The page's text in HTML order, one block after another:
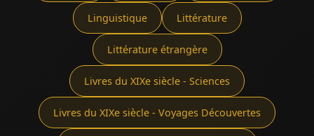
Linguistique Littérature
Littérature étrangère
Livres du XIXe siècle - Sciences
Livres du XIXe siècle - Voyages Découvertes